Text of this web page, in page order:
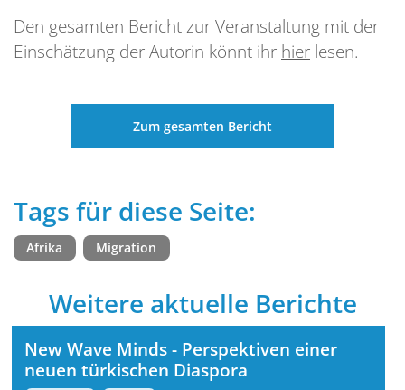
Den gesamten Bericht zur Veranstaltung mit der
Einschätzung der Autorin könnt ihr hier lesen.
Zum gesamten Bericht
Tags für diese Seite:
Afrika Migration
Weitere aktuelle Berichte
New Wave Minds - Perspektiven einer
neuen türkischen Diaspora